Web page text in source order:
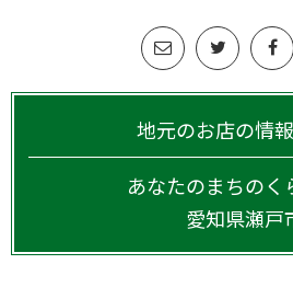
地元のお店の情
あなたのまちのく
愛知県瀬戸